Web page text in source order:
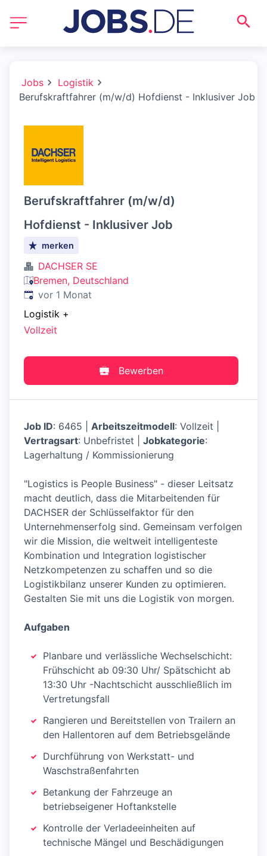
Jobs
Logistik
Berufskraftfahrer (m/w/d) Hofdienst - Inklusiver Job
Berufskraftfahrer (m/w/d)
Hofdienst - Inklusiver Job
merken
DACHSER SE
Bremen, Deutschland
Veröffentlicht:
vor 1 Monat
Logistik +
Vollzeit
Bewerben
Job ID: 6465 | Arbeitszeitmodell: Vollzeit |
Vertragsart: Unbefristet | Jobkategorie:
Lagerhaltung / Kommissionierung
"Logistics is People Business" - dieser Leitsatz
macht deutlich, dass die Mitarbeitenden für
DACHSER der Schlüsselfaktor für den
Unternehmenserfolg sind. Gemeinsam verfolgen
wir die Mission, die weltweit intelligenteste
Kombination und Integration logistischer
Netzkompetenzen zu schaffen und so die
Logistikbilanz unserer Kunden zu optimieren.
Gestalten Sie mit uns die Logistik von morgen.
Aufgaben
Planbare und verlässliche Wechselschicht:
Frühschicht ab 09:30 Uhr/ Spätschicht ab
13:30 Uhr -Nachtschicht ausschließlich im
Vertretungsfall
Rangieren und Bereitstellen von Trailern an
den Hallentoren auf dem Betriebsgelände
Durchführung von Werkstatt- und
Waschstraßenfahrten
Betankung der Fahrzeuge an
betriebseigener Hoftankstelle
Kontrolle der Verladeeinheiten auf
technische Mängel und Beschädigungen